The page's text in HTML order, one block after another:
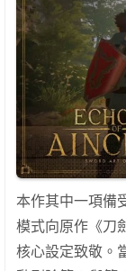
本作其中一項備
模式向原作《刀
核心設定致敬。